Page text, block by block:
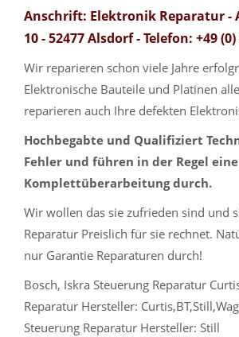
Anschrift: Elektronik Reparatur -
10 - 52477 Alsdorf - Telefon: +49
Wir reparieren schon viele Jahre
Elektronische Bauteile und Platinen
reparieren auch Ihre defekten
Hochbegabte und Qualifiziert
Fehler und führen in der Regel eine
Komplettüberarbeitung durch.
Wir wollen das sie zufrieden sind und
Reparatur Preislich für sie rechnet.
nur Garantie Reparaturen durch!
Bosch, Iskra Steuerung Reparatur
Reparatur Hersteller:
Steuerung Reparatur Hersteller: Still